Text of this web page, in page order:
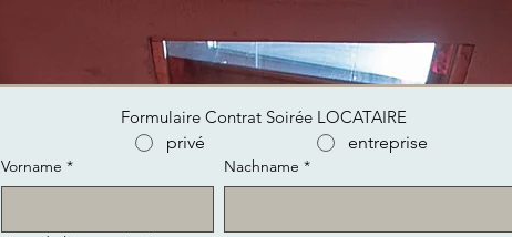
Formulaire Contrat Soirée LOCATAIRE
privé
entreprise
Vorname * Nachname *